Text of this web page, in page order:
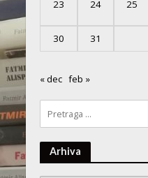
23 24 25
30 31
« dec feb »
Arhiva